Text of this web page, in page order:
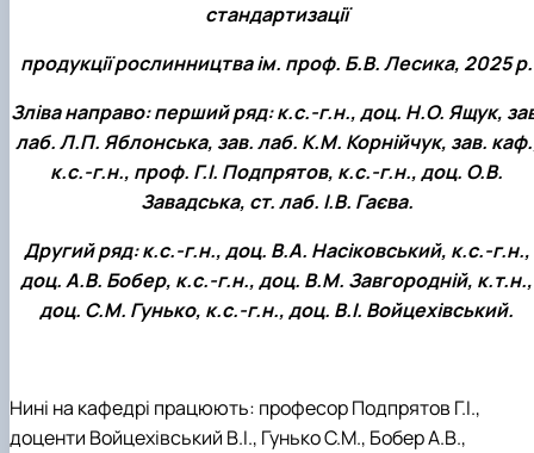
стандартизації
продукції рослинництва ім. проф. Б.В. Лесика, 2025 р.
Зліва направо: перший ряд: к.с.-г.н., доц. Н.О. Ящук,
лаб. Л.П. Яблонська, зав. лаб. К.М. Корнійчук, зав.
к.с.-г.н., проф. Г.І. Подпрятов, к.с.-г.н., доц. О.В.
Завадська, ст. лаб. І.В. Гаєва.
Другий ряд: к.с.-г.н., доц. В.А. Насіковський, к.с.-г.н.,
доц. А.В. Бобер, к.с.-г.н., доц. В.М. Завгородній, к.т.н.,
доц. С.М. Гунько, к.с.-г.н., доц. В.І. Войцехівський.
Нині на кафедрі працюють: професор Подпрятов Г.І.,
доценти Войцехівський В.І., Гунько С.М., Бобер А.В.,